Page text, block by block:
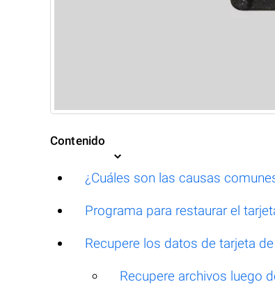
Contenido
¿Cuáles son las causas
Programa para restaurar el
Recupere los datos de tarjeta
Recupere archivos luego